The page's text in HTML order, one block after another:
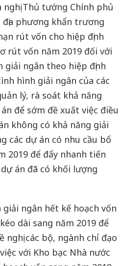
nghị Thủ tướng Chính phủ
địa phương khẩn trương
rút vốn cho hiệp định
rút vốn năm 2019 đối với
giải ngân theo hiệp định
hình giải ngân của các
lý, rà soát khả năng
để sớm đề xuất việc điều
không có khả năng giải
các dự án có nhu cầu bổ
2019 để đẩy nhanh tiến
án đã có khối lượng
ngân hết kế hoạch vốn
dài sang năm 2019 để
các bộ, ngành chỉ đạo
với Kho bạc Nhà nước